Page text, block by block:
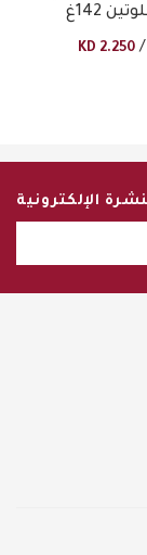
KD 2.250 /
الإلكترونية